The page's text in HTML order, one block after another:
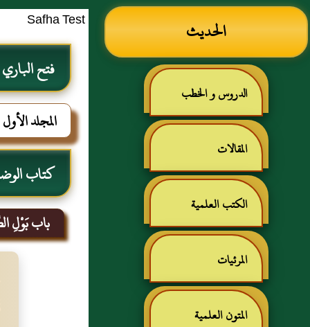
الحديث
الدروس و الخطب
المقالات
الكتب العلمية
المرئيات
المتون العلمية
Safha Test
فتح
المجلد الأول
كتاب
باب بَوْلِ